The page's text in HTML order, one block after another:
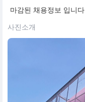
마감된 채용정보 입니다.
사진소개